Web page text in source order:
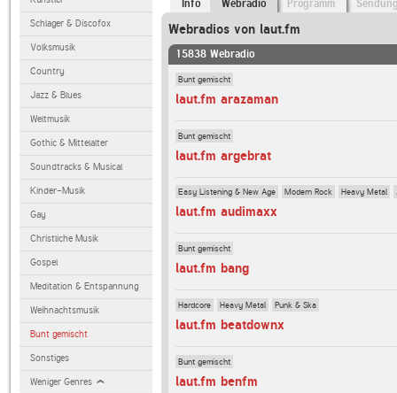
Schlager & Discofox
Volksmusik
Country
Jazz & Blues
Weltmusik
Gothic & Mittelalter
Soundtracks & Musical
Kinder-Musik
Gay
Christliche Musik
Gospel
Meditation & Entspannung
Weihnachtsmusik
Bunt gemischt
Sonstiges
Weniger Genres
Info Webradio Programm
Webradios von laut.fm
15838 Webradio
Bunt gemischt
laut.fm arazaman
Bunt gemischt
laut.fm argebrat
Easy Listening & New Age Modern Rock Heavy Metal
laut.fm audimaxx
Bunt gemischt
laut.fm bang
Hardcore Heavy Metal Punk & Ska
laut.fm beatdownx
Bunt gemischt
laut.fm benfm